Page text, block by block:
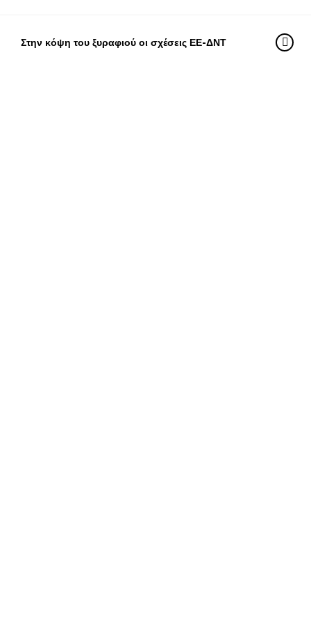
Στην κόψη του ξυραφιού οι σχέσεις ΕΕ-ΔΝΤ